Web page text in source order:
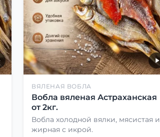
ВЯЛЕНАЯ ВОБЛА
Вобла вяленая Астраханская
от 2кг.
Вобла холодной вялки, мясистая и
жирная с икрой.